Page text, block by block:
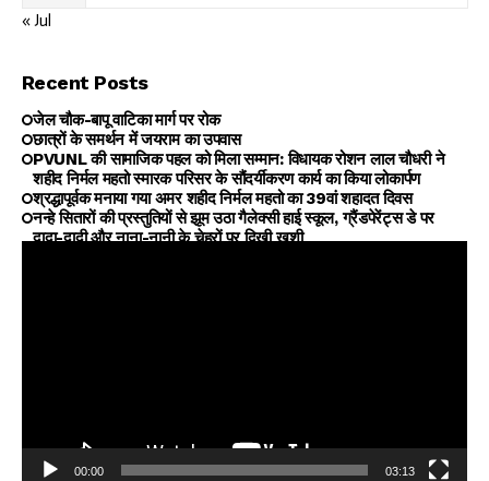
« Jul
Recent Posts
जेल चौक-बापू वाटिका मार्ग पर रोक
छात्रों के समर्थन में जयराम का उपवास
PVUNL की सामाजिक पहल को मिला सम्मान: विधायक रोशन लाल चौधरी ने
शहीद निर्मल महतो स्मारक परिसर के सौंदर्यीकरण कार्य का किया लोकार्पण
श्रद्धापूर्वक मनाया गया अमर शहीद निर्मल महतो का 39वां शहादत दिवस
नन्हे सितारों की प्रस्तुतियों से झूम उठा गैलेक्सी हाई स्कूल, ग्रैंडपेरेंट्स डे पर
दादा-दादी और नाना-नानी के चेहरों पर दिखी खुशी
00:00 03:13